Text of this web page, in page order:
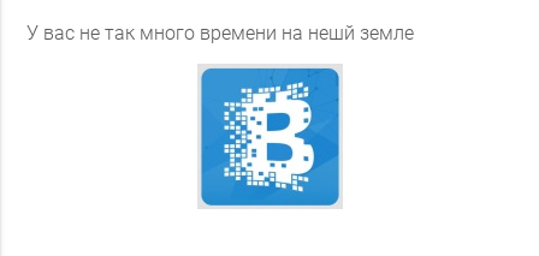
У вас не так много времени на нешй земле